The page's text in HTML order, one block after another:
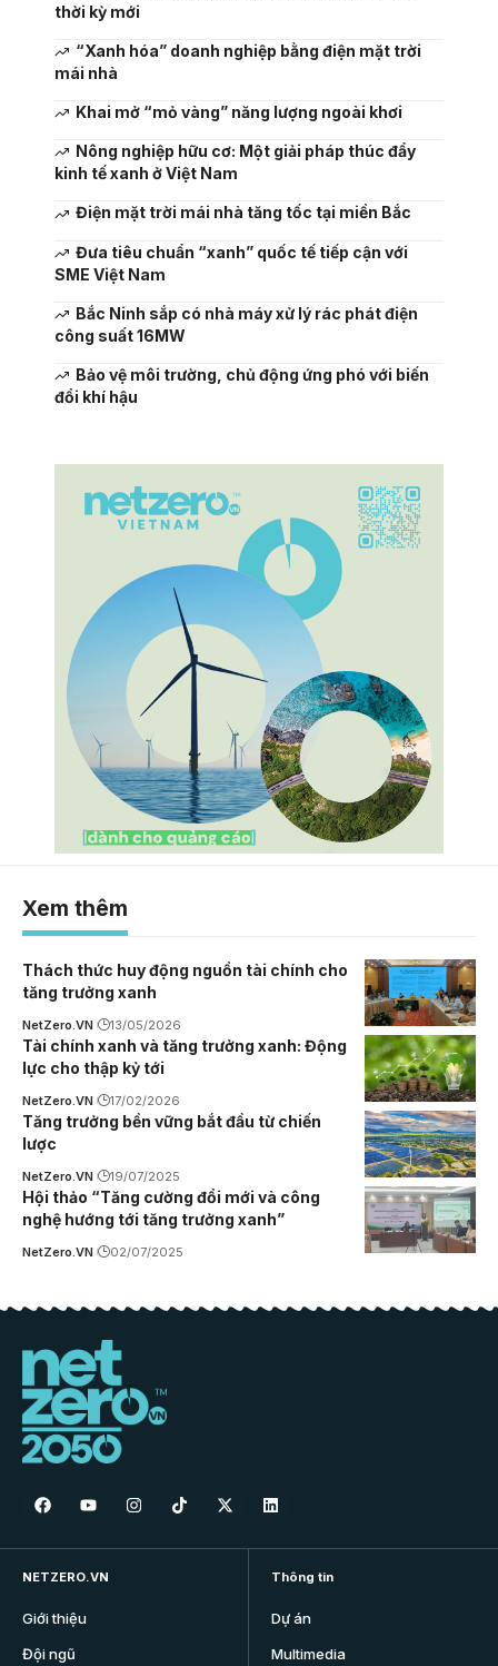
thời kỳ mới
“Xanh hóa” doanh nghiệp bằng điện mặt trời
mái nhà
Khai mở “mỏ vàng” năng lượng ngoài khơi
Nông nghiệp hữu cơ: Một giải pháp thúc đẩy
kinh tế xanh ở Việt Nam
Điện mặt trời mái nhà tăng tốc tại miền Bắc
Đưa tiêu chuẩn “xanh” quốc tế tiếp cận với
SME Việt Nam
Bắc Ninh sắp có nhà máy xử lý rác phát điện
công suất 16MW
Bảo vệ môi trường, chủ động ứng phó với biến
đổi khí hậu
Xem thêm
Thách thức huy động nguồn tài chính cho
tăng trưởng xanh
NetZero.VN 13/05/2026
Tài chính xanh và tăng trưởng xanh: Động
lực cho thập kỷ tới
NetZero.VN 17/02/2026
Tăng trưởng bền vững bắt đầu từ chiến
lược
NetZero.VN 19/07/2025
Hội thảo “Tăng cường đổi mới và công
nghệ hướng tới tăng trưởng xanh”
NetZero.VN 02/07/2025
NETZERO.VN
Giới thiệu
Đội ngũ
Thông tin
Dự án
Multimedia